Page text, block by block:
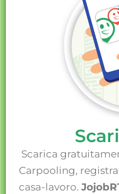
Scarica
Carpooling,
casa-lavoro.